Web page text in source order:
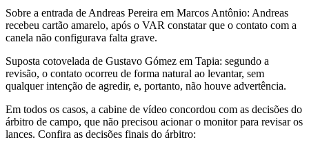
Sobre a entrada de Andreas Pereira em Marcos Antônio: Andreas
recebeu cartão amarelo, após o VAR constatar que o contato com a
canela não configurava falta grave.
Suposta cotovelada de Gustavo Gómez em Tapia: segundo a
revisão, o contato ocorreu de forma natural ao levantar, sem
qualquer intenção de agredir, e, portanto, não houve advertência.
Em todos os casos, a cabine de vídeo concordou com as decisões do
árbitro de campo, que não precisou acionar o monitor para revisar os
lances. Confira as decisões finais do árbitro: